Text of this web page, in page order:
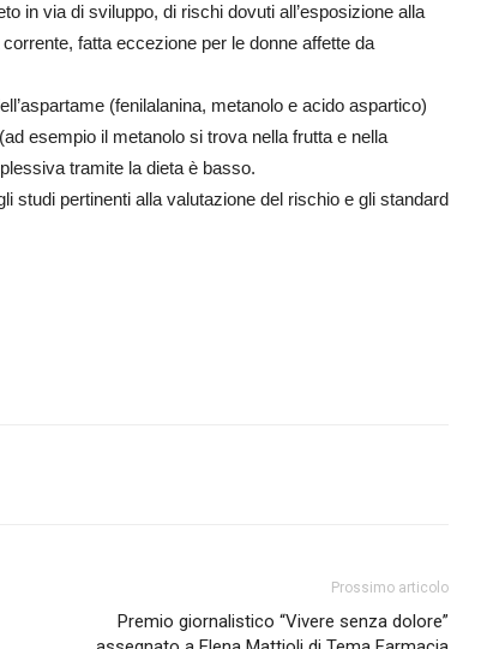
in via di sviluppo, di rischi dovuti all’esposizione alla
fatta eccezione per le donne affette da
(fenilalanina, metanolo e acido aspartico)
esempio il metanolo si trova nella frutta e nella
tramite la dieta è basso.
studi pertinenti alla valutazione del rischio e gli standard
Prossimo articolo
Premio giornalistico “Vivere senza dolore”